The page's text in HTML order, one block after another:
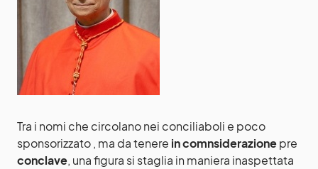
Tra i nomi che circolano nei conciliaboli e poco
sponsorizzato , ma da tenere in comnsiderazionepre
conclave, una figura si staglia in maniera inaspettata